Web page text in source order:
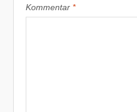
Kommentar *